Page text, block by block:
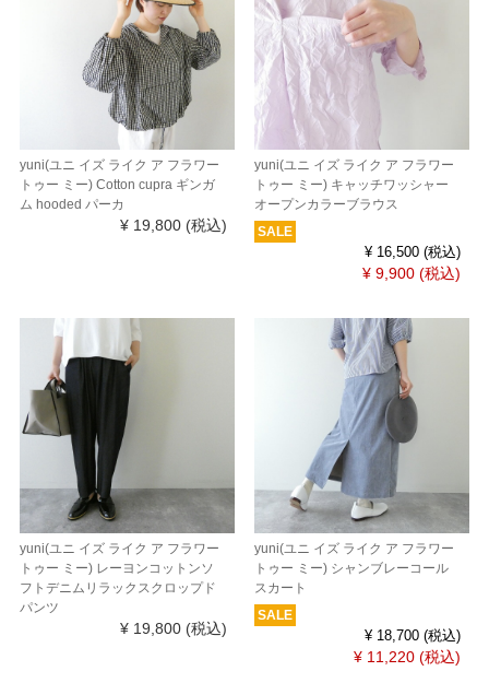
yuni(ユニ イズ ライク ア フラワー
トゥー ミー) Cotton cupra ギンガ
ム hooded パーカ
¥ 19,800 (税込)
yuni(ユニ イズ ライク ア フラワー
トゥー ミー) キャッチワッシャー
オープンカラーブラウス
SALE
¥ 16,500(税込)
¥ 9,900(税込)
yuni(ユニ イズ ライク ア フラワー
トゥー ミー) レーヨンコットンソ
フトデニムリラックスクロップド
パンツ
¥ 19,800 (税込)
yuni(ユニ イズ ライク ア フラワー
トゥー ミー) シャンブレーコール
スカート
SALE
¥ 18,700(税込)
¥ 11,220(税込)